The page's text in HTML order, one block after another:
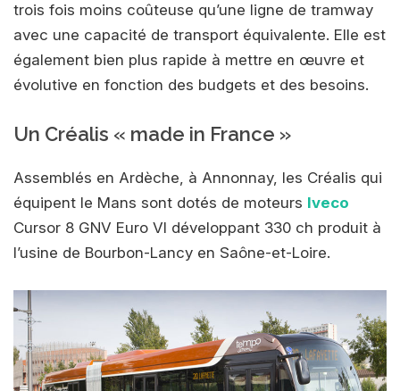
trois fois moins coûteuse qu’une ligne de tramway
avec une capacité de transport équivalente. Elle est
également bien plus rapide à mettre en œuvre et
évolutive en fonction des budgets et des besoins.
Un Créalis « made in France »
Assemblés en Ardèche, à Annonnay, les Créalis qui
équipent le Mans sont dotés de moteurs Iveco
Cursor 8 GNV Euro VI développant 330 ch produit à
l’usine de Bourbon-Lancy en Saône-et-Loire.